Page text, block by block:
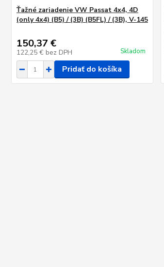
Ťažné zariadenie VW Passat 4x4, 4D
(only 4x4) (B5) / (3B) (B5FL) / (3B), V-145
150,37 €
122,25 € bez DPH Skladom
Pridať do košíka